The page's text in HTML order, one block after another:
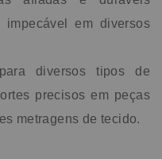
em diversos
diversos tipos de
precisos em peças
metragens de tecido.